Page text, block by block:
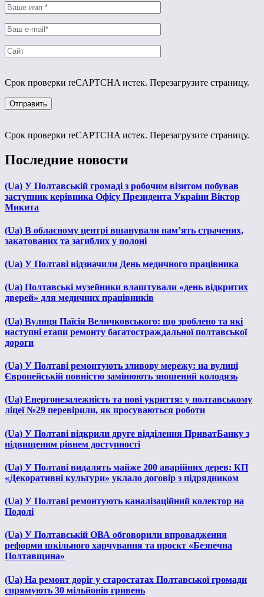
Срок проверки reCAPTCHA истек. Перезагрузите страницу.
Срок проверки reCAPTCHA истек. Перезагрузите страницу.
Последние новости
(Ua) У Полтавській громаді з робочим візитом побував
заступник керівника Офісу Президента України Віктор
Микита
(Ua) В обласному центрі вшанували пам’ять страчених,
закатованих та загиблих у полоні
(Ua) У Полтаві відзначили День медичного працівника
(Ua) Полтавські музейники влаштували «день відкритих
дверей» для медичних працівників
(Ua) Вулиця Паїсія Величковського: що зроблено та які
наступні етапи ремонту багатостраждальної полтавської
дороги
(Ua) У Полтаві ремонтують зливову мережу: на вулиці
Європейській повністю замінюють зношений колодязь
(Ua) Енергонезалежність та нові укриття: у полтавському
ліцеї №29 перевірили, як просуваються роботи
(Ua) У Полтаві відкрили друге відділення ПриватБанку з
підвищеним рівнем доступності
(Ua) У Полтаві видалять майже 200 аварійних дерев: КП
«Декоративні культури» уклало договір з підрядником
(Ua) У Полтаві ремонтують каналізаційний колектор на
Подолі
(Ua) У Полтавській ОВА обговорили впровадження
реформи шкільного харчування та проєкт «Безпечна
Полтавщина»
(Ua) На ремонт доріг у старостатах Полтавської громади
спрямують 30 мільйонів гривень